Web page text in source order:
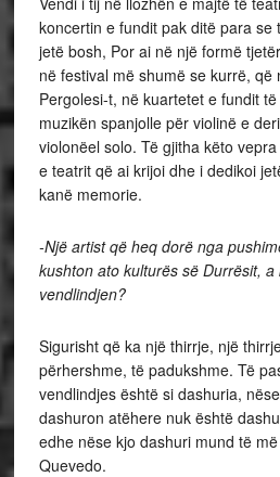
koncertin e fundit pak ditë para se
jetë bosh, Por ai në një formë
në festival më shumë se kurrë, që
Pergolesi-t, në kuartetet e fundit
muzikën spanjolle për violinë e
violonëel solo. Të gjitha këto
e teatrit që ai krijoi dhe i dedikoi
kanë memorie.
-Një artist që heq dorë nga
kushton ato kulturës së Durrësit,
vendlindjen?
Sigurisht që ka një thirrje, një
përhershme, të padukshme. Të
vendlindjes është si dashuria,
dashuron atëhere nuk është
edhe nëse kjo dashuri mund të
Quevedo.